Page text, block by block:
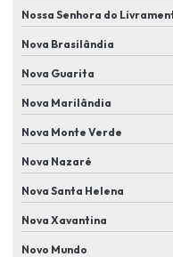
Instalação de segurança
Instalação de sensores de
Instalação de sensores
Instalação de sensores de
Instalação de sensores de
Instalação de sistema de
Instalação de sistema de
Instalação de sistema de
Nossa Senhora do
Nova Brasilândia
Nova Guarita
Nova Marilândia
Nova Monte Verde
Nova Nazaré
Nova Santa Helena
Nova Xavantina
Novo Mundo